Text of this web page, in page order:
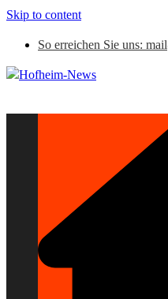
Skip to content
So erreichen Sie uns: